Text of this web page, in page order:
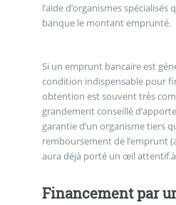
l’aide d’organismes
banque le montant emprunté.
Si un emprunt bancaire est
condition indispensable pour
obtention est souvent très
grandement conseillé
garantie d’un organisme tiers
remboursement de l’emprunt
aura déjà porté un œil attentif
Financement par